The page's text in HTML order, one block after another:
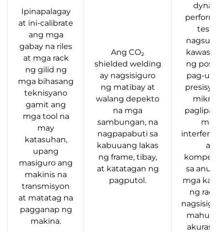
Ipinapalagay
at ini-calibrate
ang mga
gabay na riles
at mga rack
ng gilid ng
mga bihasang
teknisyano
gamit ang
mga tool na
may
katasuhan,
upang
masiguro ang
makinis na
transmisyon
at matatag na
pagganap ng
makina.
Ang CO₂
shielded welding
ay nagsisiguro
ng matibay at
walang depekto
na mga
sambungan, na
nagpapabuti sa
kabuuang lakas
ng frame, tibay,
at katatagan ng
pagputol.
test
ng
pag-
mikro
ay
sa
mga
ng